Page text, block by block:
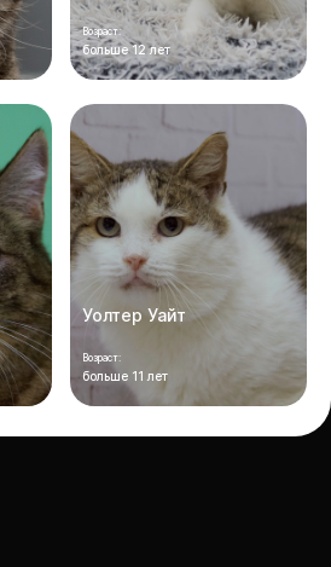
Возраст:
больше 12 лет
Уолтер Уайт
Возраст:
больше 11 лет